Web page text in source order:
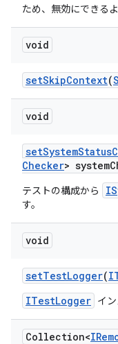
ため、無効にできる
void
setSkipContext(
void
setSystemStatus
Checker> system
テストの構成から
す。
void
setTestLogger(
ITestLogger イ
Collection<